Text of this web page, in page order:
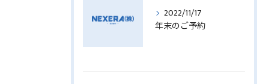
2022/11/17
年末のご予約